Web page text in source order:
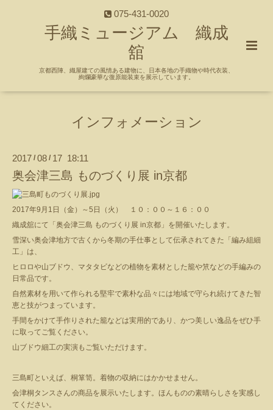
075-431-0020
手織ミュージアム 織成
舘
京都西陣、織屋建ての風情ある建物に、日本各地の手織物や時代衣装、
絢爛豪華な復原能装束を展示しています。
インフォメーション
2017 / 08 / 17 18:11
奥会津三島 ものづくり展 in京都
2017年9月1日（金）～5日（火） １０：００～１６：００
織成舘にて「奥会津三島 ものづくり展 in京都」を開催いたします。
雪深い奥会津地方で古くから冬期の手仕事として伝承されてきた「編み組細
工」は、
ヒロロや山ブドウ、マタタビなどの植物を素材とした籠や笊などの手編みの
日常品です。
自然素材を用いて作られる堅牢で素朴な品々には地域で守られ続けてきた智
恵と技がつまっています。
手間をかけて手作りされた籠などは実用的であり、かつ美しい逸品をぜひ手
に取ってご覧ください。
山ブドウ細工の実演もご覧いただけます。
三島町といえば、桐箪笥。着物の収納にはかかせません。
会津桐タンスさんの商品を展示いたします。ほんものの素晴らしさを実感し
てください。